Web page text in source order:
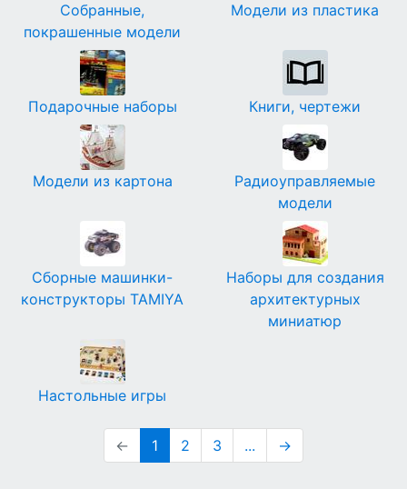
Собранные,
покрашенные модели
Модели из пластика
Подарочные наборы Книги, чертежи
Модели из картона
Радиоуправляемые
модели
Сборные машинки-
конструкторы TAMIYA
Наборы для создания
архитектурных
миниатюр
Настольные игры
← 1 2 3 ... →